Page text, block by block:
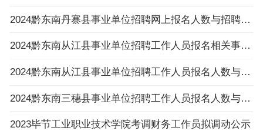
2024黔东南丹寨县事业单位招聘网上报名人数与招聘岗位计划人数达不到3:1比例岗位公示
2024黔东南从江县事业单位招聘工作人员报名相关事项温馨提示
2024黔东南从江县事业单位招聘工作人员报名人数与招聘岗位计划人数达不到3：1比例岗位（以
2024黔东南三穗县事业单位招聘工作人员报名人数与招聘岗位计划人数达不到3:1比例的岗位公布
2023毕节工业职业技术学院考调财务工作员拟调动公示